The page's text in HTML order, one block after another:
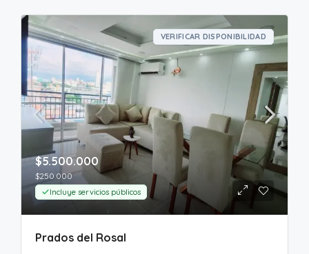
VERIFICAR DISPONIBILIDAD
$5.500.000
$250.000
Incluye servicios públicos
Prados del Rosal